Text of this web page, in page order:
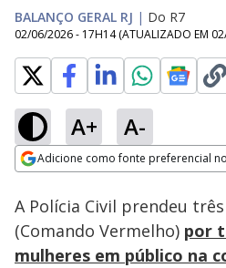
BALANÇO GERAL RJ | Do R7
02/06/2026 - 17H14 (ATUALIZADO EM
A+ A-
Adicione como fonte preferencial
Ativar
Loaded
23.40%
A Polícia Civil prendeu
(Comando Vermelho) por
mulheres em público na